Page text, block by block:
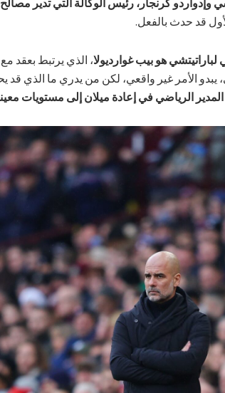
قد حدث بالفعل.
لباراتيتشي هو بيب غوارديولا
الرياضي في إعادة ميلان إلى مستويات